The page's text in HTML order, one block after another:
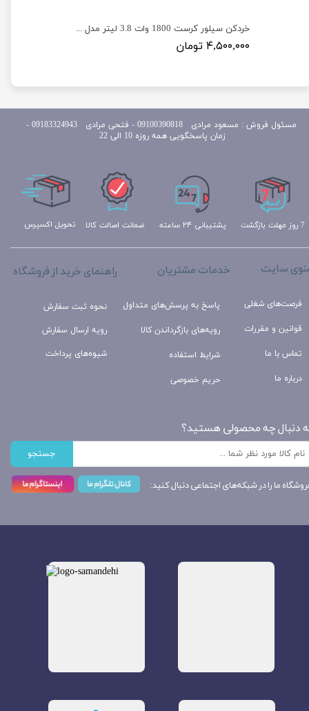
خردکن سیلور کرست 1800 وات 3.8 لیتر مدل Silver Crest SV-6188
۴,۵۰۰,۰۰۰ تومان
تحویل اکسپرس پشتیبانی ۲۴ ساعته 7 روز مهلت بازگشت ضمانت اصالت کالا
راهنمای خرید از فروشگاه
نحوه ثبت سفارش
رویه ارسال سفارش
شیوه‌های پرداخت
خدمات مشتریان
پاسخ به پرسش‌های متداول
رویه‌های بازگرداندن کالا
شرایط استفاده
حریم خصوصی
سایت
فرصت‌های شغلی
قوانین و مقررات
تماس با ما
درباره ما
دنبال چه محصولی هستید؟
جستجو
ما را در شبکه‌های اجتماعی دنبال کنید:
مسئول
فروش : مسعود مرادی 09100390818​​​​​​​ ​​​​​​​- فتحی مرادی 09183324943 -
زمان پاسخگویی همه روزه 10 الی 22